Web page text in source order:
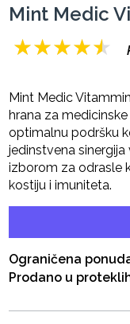
Mint Medic
★★★★★
Mint Medic
hrana za
optimalnu podršku
jedinstvena
izborom za odrasle
kostiju i imuniteta.
Ograničena
Prodano u